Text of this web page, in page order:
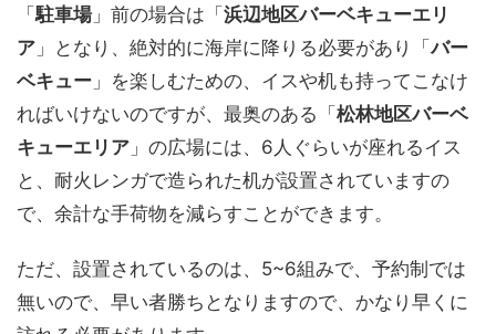
「駐車場」前の場合は「浜辺地区バーベキューエリ
ア 」となり、絶対的に海岸に降りる必要があり「バー
ベキュー 」を楽しむための、イスや机も持ってこなけ
ればいけないのですが、最奥のある「松林地区バーベ
キューエリア 」の広場には、6人ぐらいが座れるイス
と、耐火レンガで造られた机が設置されていますの
で、余計な手荷物を減らすことができます。
ただ、設置されているのは、5~6組みで、予約制では
無いので、早い者勝ちとなりますので、かなり早くに